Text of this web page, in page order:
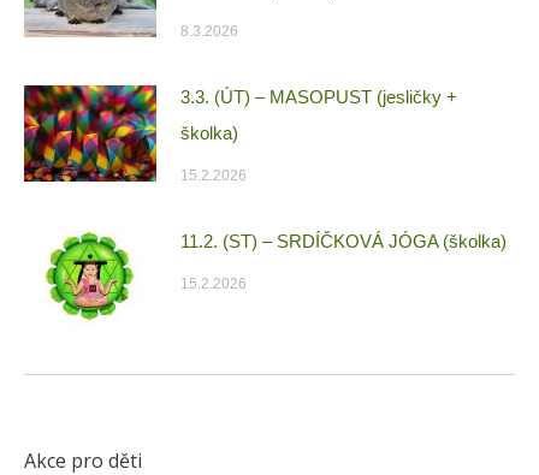
8.3.2026
3.3. (ÚT) – MASOPUST (jesličky +
školka)
15.2.2026
11.2. (ST) – SRDÍČKOVÁ JÓGA (školka)
15.2.2026
Akce pro děti